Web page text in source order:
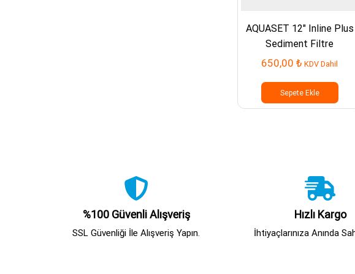
AQUASET 12″ Inline Plus
Sediment Filtre
650,00₺ KDV Dahil
Sepete Ekle
%100 Güvenli Alışveriş
SSL Güvenliği İle Alışveriş Yapın.
Hızlı Kargo
İhtiyaçlarınıza Anında